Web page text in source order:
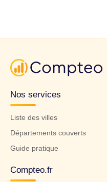
Nos services
Liste des villes
Départements couverts
Guide pratique
Compteo.fr